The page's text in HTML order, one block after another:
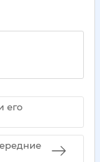
его